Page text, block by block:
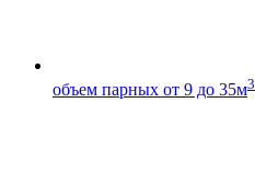
объем парных от 9 до 35м3